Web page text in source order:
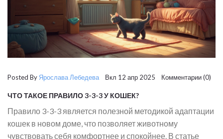
Posted By Ярослава Лебедева Вкл 12 апр 2025 Комментарии (0)
ЧТО ТАКОЕ ПРАВИЛО 3-3-3 У КОШЕК?
Правило 3-3-3 является полезной методикой адаптации
кошек в новом доме, что позволяет животному
чувствовать себя комфортнее и спокойнее. В статье